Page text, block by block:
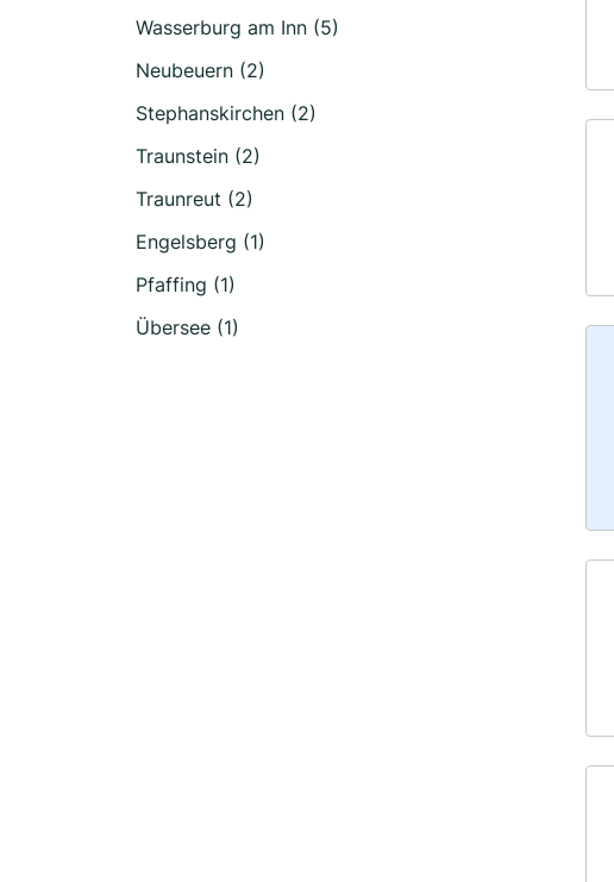
Wasserburg am Inn (5)
Neubeuern (2)
Stephanskirchen (2)
Traunstein (2)
Traunreut (2)
Engelsberg (1)
Pfaffing (1)
Übersee (1)